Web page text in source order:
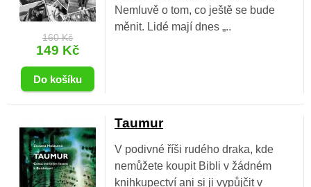
160 Kč
149 Kč
Nemluvě o tom, co ještě se bude
měnit. Lidé mají dnes „..
Taumur
V podivné říši rudého draka, kde
nemůžete koupit Bibli v žádném
knihkupectví ani si ji vypůjčit v